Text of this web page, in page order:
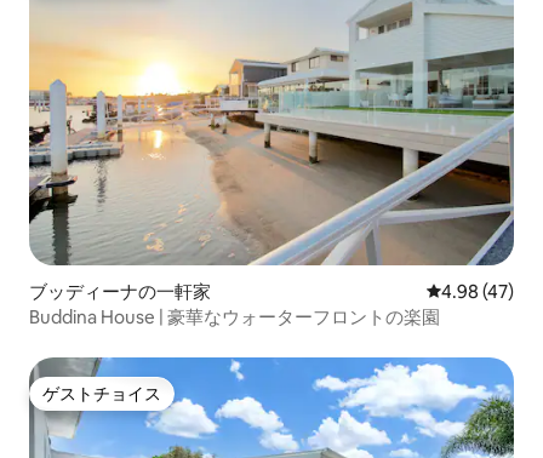
ブッディーナの一軒家 レビュー47
4.98 (47)
Buddina House | 豪華なウォーターフロントの楽園
ゲストチョイス
ゲストチョイス